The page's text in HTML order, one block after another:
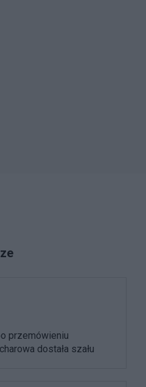
przemówieniu
dostała szału